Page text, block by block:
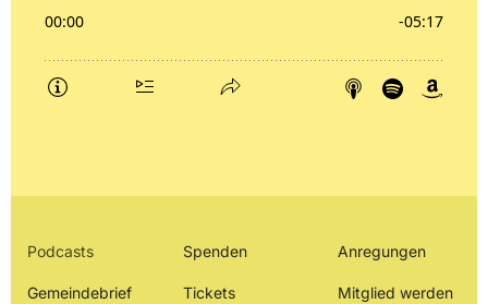
Podcasts
Gemeindebrief
Spenden
Tickets
Anregungen
Mitglied werden